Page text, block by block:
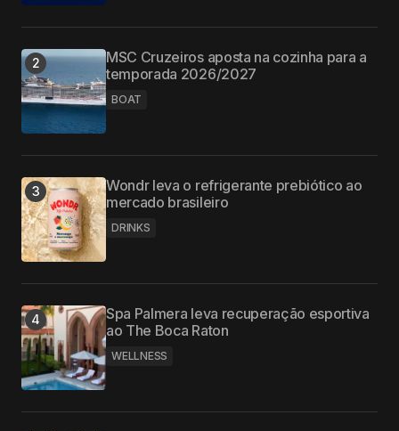
MSC Cruzeiros aposta na cozinha para a
temporada 2026/2027
BOAT
Wondr leva o refrigerante prebiótico ao
mercado brasileiro
DRINKS
Spa Palmera leva recuperação esportiva
ao The Boca Raton
WELLNESS